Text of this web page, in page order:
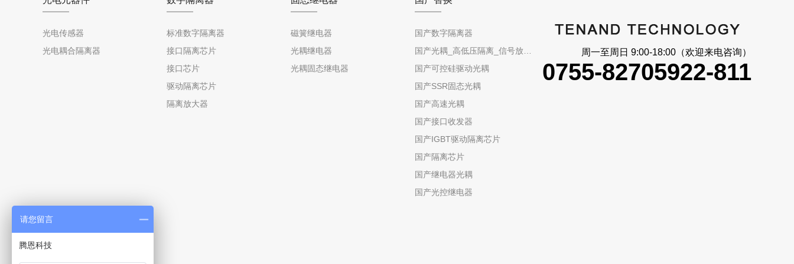
光电传感器
光电耦合隔离器
标准数字隔离器
接口隔离芯片
接口芯片
驱动隔离芯片
隔离放大器
磁簧继电器
光耦继电器
光耦固态继电器
国产数字隔离器
国产可控硅驱动光耦
国产SSR固态光耦
国产高速光耦
国产接口收发器
国产IGBT驱动隔离芯片
国产隔离芯片
国产继电器光耦
国产光控继电器
周一至周日 9:00-18:00（欢迎来电咨询）
0755-82705922-811
请您留言
腾恩科技